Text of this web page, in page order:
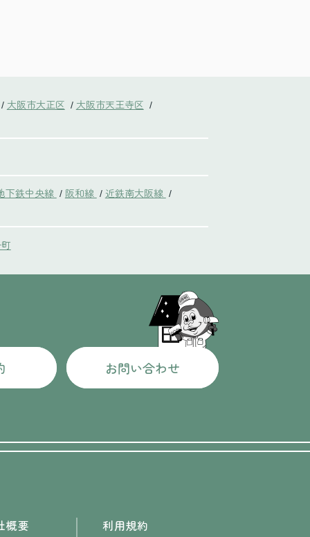
/ 大阪市大正区 / 大阪市天王寺区 /
下鉄中央線 / 阪和線 / 近鉄南大阪線 /
お問い合わせ
概要 利用規約